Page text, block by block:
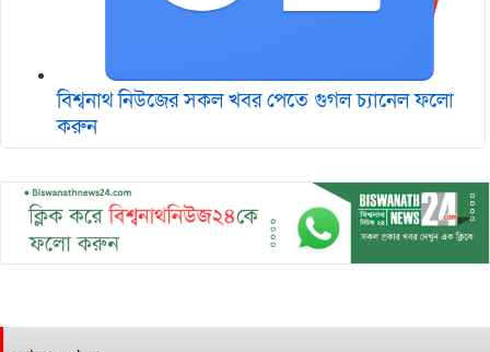
বিশ্বনাথ নিউজের সকল খবর পেতে গুগল চ‌্যানেল ফলো
করুন